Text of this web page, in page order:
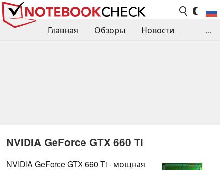
Главная Обзоры
Новости
...
NVIDIA GeForce GTX 660 Ti
NVIDIA GeForce GTX 660 Ti - мощная